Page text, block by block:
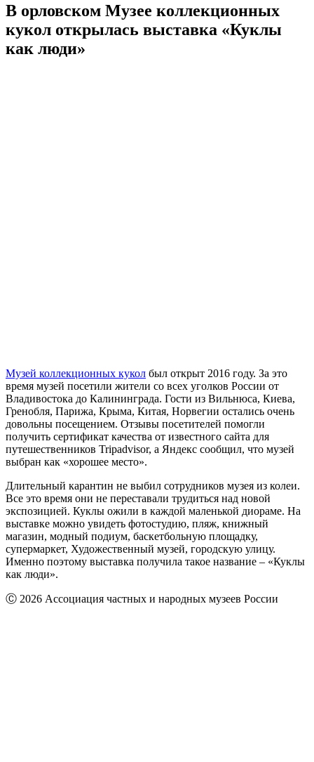
В орловском Музее коллекционных
кукол открылась выставка «Куклы
как люди»
Музей коллекционных кукол был открыт 2016 году. За это
время музей посетили жители со всех уголков России от
Владивостока до Калининграда. Гости из Вильнюса, Киева,
Гренобля, Парижа, Крыма, Китая, Норвегии остались очень
довольны посещением. Отзывы посетителей помогли
получить сертификат качества от известного сайта для
путешественников Tripadvisor, а Яндекс сообщил, что музей
выбран как «хорошее место».
Длительный карантин не выбил сотрудников музея из колеи.
Все это время они не переставали трудиться над новой
экспозицией. Куклы ожили в каждой маленькой диораме. На
выставке можно увидеть фотостудию, пляж, книжный
магазин, модный подиум, баскетбольную площадку,
супермаркет, Художественный музей, городскую улицу.
Именно поэтому выставка получила такое название – «Куклы
как люди».
Ⓒ 2026 Ассоциация частных и народных музеев России